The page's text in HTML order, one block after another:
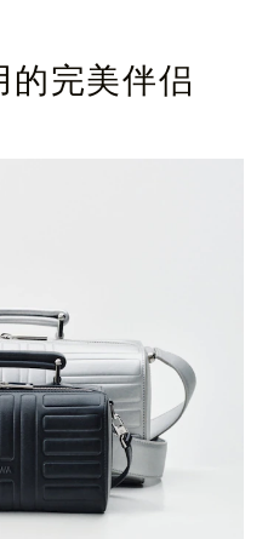
的完美伴侣